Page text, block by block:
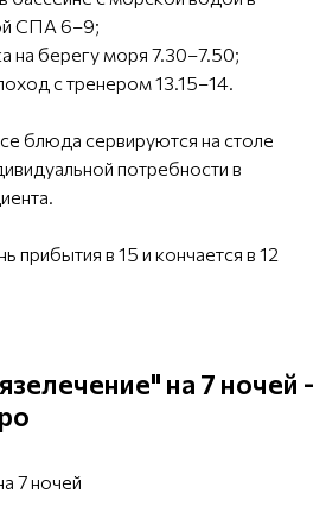
СПА 6–9;
на берегу моря 7.30–7.50;
с тренером 13.15–14.
блюда сервируются на столе
потребности в
прибытия в 15 и кончается в 12
на 7 ночей -
7 ночей